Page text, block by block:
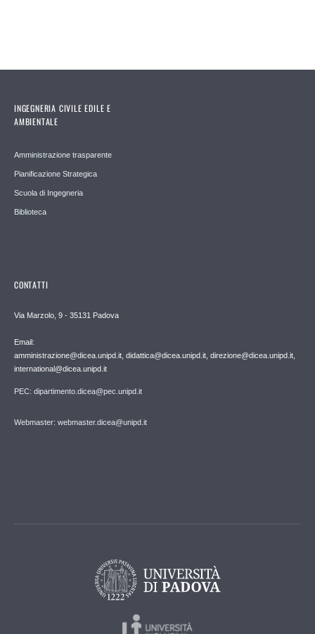
INGEGNERIA CIVILE EDILE E
AMBIENTALE
Amministrazione trasparente
Pianificazione Strategica
Scuola di Ingegneria
Biblioteca
CONTATTI
Via Marzolo, 9 - 35131 Padova
Email:
amministrazione@dicea.unipd.it, didattica@dicea.unipd.it, direzione@dicea.unipd.it,
international@dicea.unipd.it
PEC: dipartimento.dicea@pec.unipd.it
Webmaster: webmaster.dicea@unipd.it